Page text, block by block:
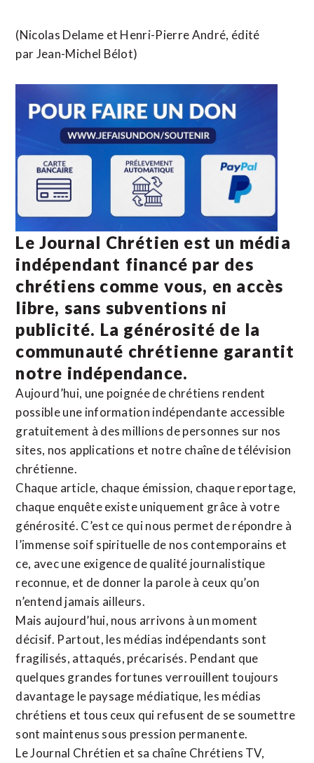
(Nicolas Delame et Henri-Pierre André, édité
par Jean-Michel Bélot)
Le Journal Chrétien est un média
indépendant financé par des
chrétiens comme vous, en accès
libre, sans subventions ni
publicité. La générosité de la
communauté chrétienne garantit
notre indépendance.
Aujourd’hui, une poignée de chrétiens rendent
possible une information indépendante accessible
gratuitement à des millions de personnes sur nos
sites, nos applications et notre chaîne de télévision
chrétienne.
Chaque article, chaque émission, chaque reportage,
chaque enquête existe uniquement grâce à votre
générosité. C’est ce qui nous permet de répondre à
l’immense soif spirituelle de nos contemporains et
ce, avec une exigence de qualité journalistique
reconnue, et de donner la parole à ceux qu’on
n’entend jamais ailleurs.
Mais aujourd’hui, nous arrivons à un moment
décisif. Partout, les médias indépendants sont
fragilisés, attaqués, précarisés. Pendant que
quelques grandes fortunes verrouillent toujours
davantage le paysage médiatique, les médias
chrétiens et tous ceux qui refusent de se soumettre
sont maintenus sous pression permanente.
Le Journal Chrétien et sa chaîne Chrétiens TV,